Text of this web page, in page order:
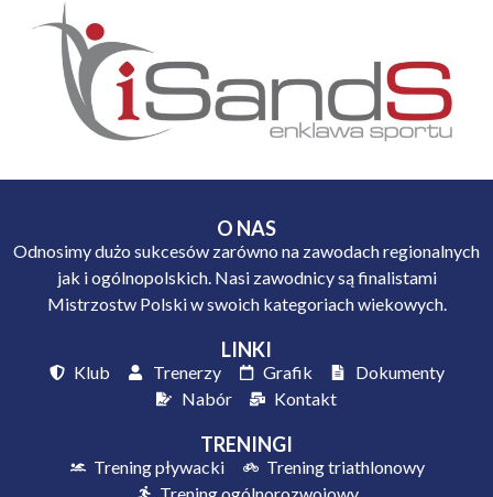
O NAS
Odnosimy dużo sukcesów zarówno na zawodach regionalnych
jak i ogólnopolskich. Nasi zawodnicy są finalistami
Mistrzostw Polski w swoich kategoriach wiekowych.
LINKI
Klub Trenerzy Grafik
Dokumenty
Nabór
Kontakt
TRENINGI
Trening pływacki
Trening triathlonowy
Trening ogólnorozwojowy